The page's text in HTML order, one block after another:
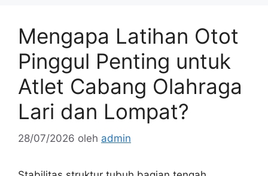
Mengapa Latihan Otot
Pinggul Penting untuk
Atlet Cabang Olahraga
Lari dan Lompat?
28/07/2026 oleh admin